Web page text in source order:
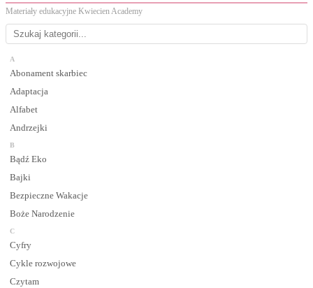
Materiały edukacyjne Kwiecien Academy
A
Abonament skarbiec
Adaptacja
Alfabet
Andrzejki
B
Bądź Eko
Bajki
Bezpieczne Wakacje
Boże Narodzenie
C
Cyfry
Cykle rozwojowe
Czytam